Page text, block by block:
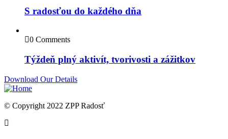
S radosťou do každého dňa
0 Comments
Týždeň plný aktivít, tvorivosti a zážitkov
Download Our Details
© Copyright 2022 ZPP Radosť